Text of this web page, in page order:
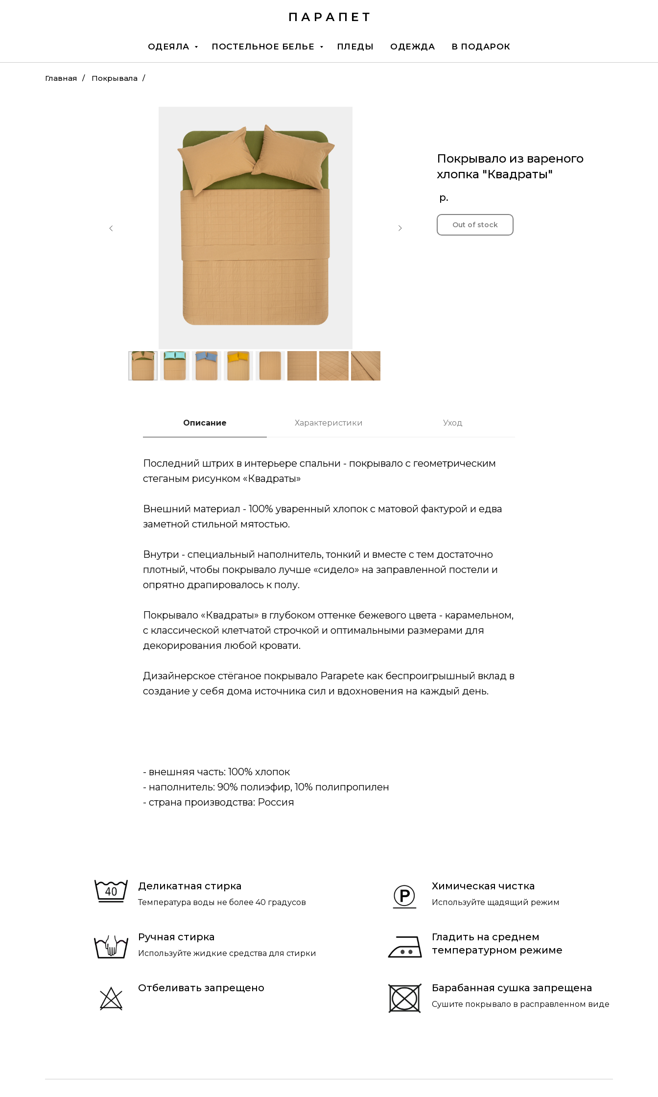
П А Р А П Е Т
ОДЕЯЛА ПОСТЕЛЬНОЕ БЕЛЬЕ ПЛЕДЫ ОДЕЖДА В ПОДАРОК
Главная / Покрывала /
Покрывало из вареного
хлопка "Квадраты"
р.
Out of stock
Описание Характеристики Уход
Последний штрих в интерьере спальни - покрывало с геометрическим
стеганым рисунком «Квадраты»
Внешний материал - 100% уваренный хлопок с матовой фактурой и едва
заметной стильной мятостью.
Внутри - специальный наполнитель, тонкий и вместе с тем достаточно
плотный, чтобы покрывало лучше «сидело» на заправленной постели и
опрятно драпировалось к полу.
Покрывало «Квадраты» в глубоком оттенке бежевого цвета - карамельном,
с классической клетчатой строчкой и оптимальными размерами для
декорирования любой кровати.
Дизайнерское стёганое покрывало Parapete как беспроигрышный вклад в
создание у себя дома источника сил и вдохновения на каждый день.
- внешняя часть: 100% хлопок
- наполнитель: 90% полиэфир, 10% полипропилен
- страна производства: Россия
Деликатная стирка
Температура воды не более 40 градусов
Химическая чистка
Используйте щадящий режим
Ручная стирка
Используйте жидкие средства для стирки
Гладить на среднем
температурном режиме
Отбеливать запрещено Барабанная сушка запрещена
Сушите покрывало в расправленном виде